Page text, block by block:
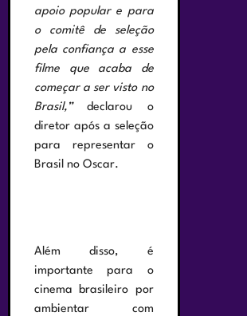
apoio popular e para
o comitê de seleção
pela confiança a esse
filme que acaba de
começar a ser visto no
Brasil,”declarou o
diretor após a seleção
para representar o
Brasil no Oscar.
Além disso, é
importante para o
cinema brasileiro por
ambientar com